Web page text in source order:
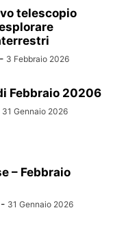
telescopio
- 3 Febbraio 2026
Febbraio 20206
31 Gennaio 2026
– Febbraio
- 31 Gennaio 2026